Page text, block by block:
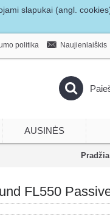
slapukai (angl.
politika Naujienlaiškis
AUSINĖS
Pradžia
FL550